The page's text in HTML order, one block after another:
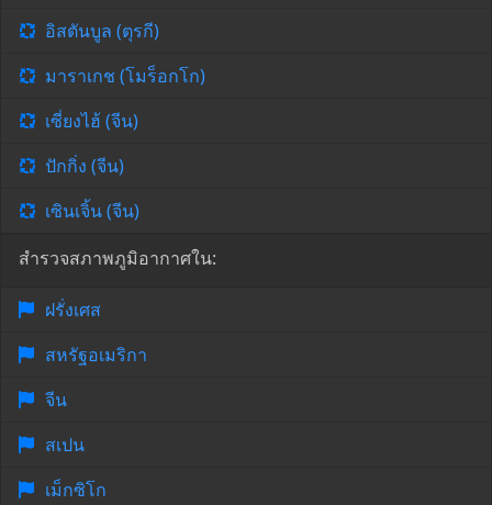
อิสตันบูล (ตุรกี)
มาราเกช (โมร็อกโก)
เซี่ยงไฮ้ (จีน)
ปักกิ่ง (จีน)
เซินเจิ้น (จีน)
สำรวจสภาพภูมิอากาศใน:
ฝรั่งเศส
สหรัฐอเมริกา
จีน
สเปน
เม็กซิโก